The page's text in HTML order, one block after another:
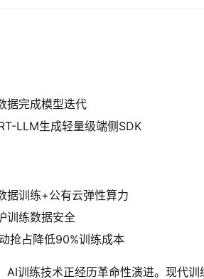
据完成模型迭代
LLM生成轻量级端侧SDK
据训练+公有云弹性算力
训练数据安全
抢占降低90%训练成本
AI训练技术正经历革命性演进。现代训